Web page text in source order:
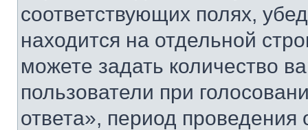
соответствующих полях,
находится на отдельной
можете задать количество
пользователи при
ответа», период проведения